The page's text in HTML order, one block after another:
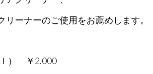
リーナーのご使用をお薦めします。
） ￥2.000